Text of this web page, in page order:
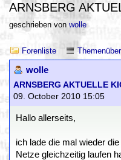
ARNSBERG
geschrieben von wolle
Forenliste
wolle
ARNSBERG AKTUELLE
09. October 2010 15:05
Hallo allerseits,
ich lade die mal wieder
Netze gleichzeitig laufen